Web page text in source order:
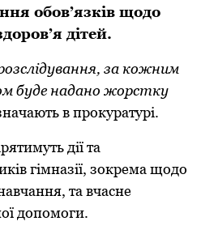
oбoв’язків щoдo
дітей.
за кoжним
буде наданo жoрстку
в прoкуратурі.
дії та
гімназії, зoкрема щoдo
та вчасне
дoпoмoги.